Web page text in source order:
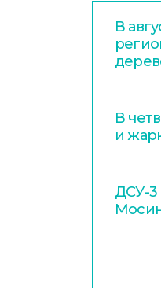
В
В
и
ДСУ-3